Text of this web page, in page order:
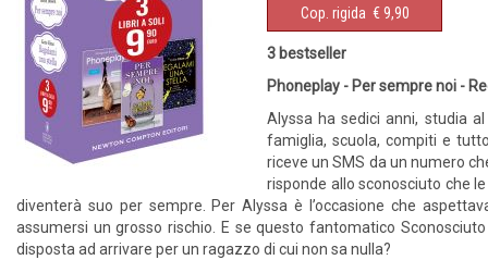
Cop. rigida € 9,90
3 bestseller
Phoneplay - Per sempre noi -
Alyssa ha sedici anni, studia
famiglia, scuola, compiti e
riceve un SMS da un numero
risponde allo sconosciuto che
diventerà suo per sempre. Per Alyssa è l’occasione che
assumersi un grosso rischio. E se questo fantomatico
disposta ad arrivare per un ragazzo di cui non sa nulla?